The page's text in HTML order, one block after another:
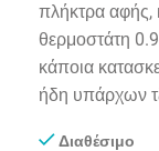
πλήκτρα αφής,
θερμοστάτη
κάποια
ήδη υπάρχων
Διαθέσιμο